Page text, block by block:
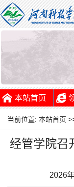
本站首页
当前位置: 本站首页
经管学院召
2026